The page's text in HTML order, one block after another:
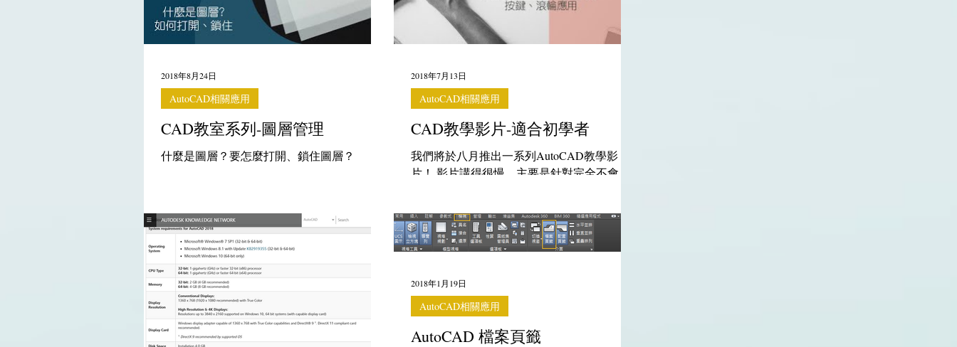
CAD教室系列-圖層管理
什麼是圖層？要怎麼打開、鎖住圖層？
AutoCAD相關應用
2018年8月24日
CAD教學影片-適合初學者
我們將於八月推出一系列AutoCAD教學影
片！ 影片講得很慢，主要是針對完全不會
AutoCAD相關應用
2018年7月13日
AutoCAD 檔案頁籤
AutoCAD相關應用
2018年1月19日